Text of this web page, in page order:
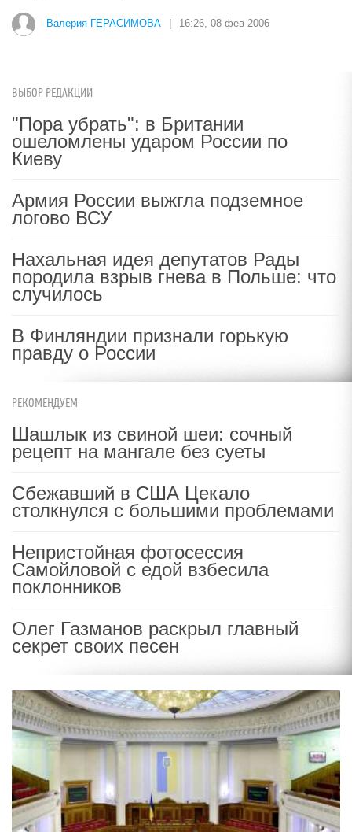
Валерия ГЕРАСИМОВА 16:26, 08 фев 2006
ВЫБОР РЕДАКЦИИ
"Пора убрать": в Британии
ошеломлены ударом России по
Киеву
Армия России выжгла подземное
логово ВСУ
Нахальная идея депутатов Рады
породила взрыв гнева в Польше: что
случилось
В Финляндии признали горькую
правду о России
РЕКОМЕНДУЕМ
Шашлык из свиной шеи: сочный
рецепт на мангале без суеты
Сбежавший в США Цекало
столкнулся с большими проблемами
Непристойная фотосессия
Самойловой с едой взбесила
поклонников
Олег Газманов раскрыл главный
секрет своих песен